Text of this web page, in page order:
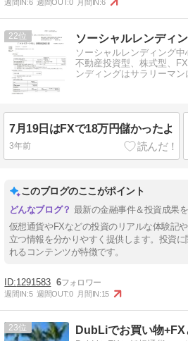
週間IN:6 週間OUT:0 月間IN:6
22
ソーシャルレンディング中
不動産投資型、株式型、
ンディングはサラリーマン
7月19日はFXで18万円儲かったよ
3年前
このブログのここがポイント
最新の金融事件＆投資成果
仮想通貨やFXなどの投資のリアルな体験記
立つ情報を分かりやすく提供します。投資
れるコンテンツが特徴です。
1291583 6
週間IN:5 週間OUT:0 月間IN:15
23